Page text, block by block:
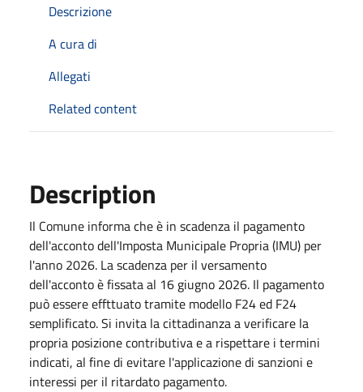
Descrizione
A cura di
Allegati
Related content
Description
Il Comune informa che è in scadenza il pagamento
dell'acconto dell'Imposta Municipale Propria (IMU) per
l'anno 2026. La scadenza per il versamento
dell'acconto è fissata al 16 giugno 2026. Il pagamento
può essere effttuato tramite modello F24 ed F24
semplificato. Si invita la cittadinanza a verificare la
propria posizione contributiva e a rispettare i termini
indicati, al fine di evitare l'applicazione di sanzioni e
interessi per il ritardato pagamento.